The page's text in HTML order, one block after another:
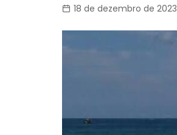
18 de dezembro de 2023